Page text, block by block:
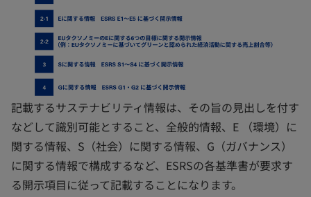
記載するサステナビリティ情報は、その旨の見出しを付す
などして識別可能とすること、全般的情報、E （環境）に
関する情報、S（社会）に関する情報、G（ガバナンス）
に関する情報で構成するなど、ESRSの各基準書が要求す
る開示項目に従って記載することになります。